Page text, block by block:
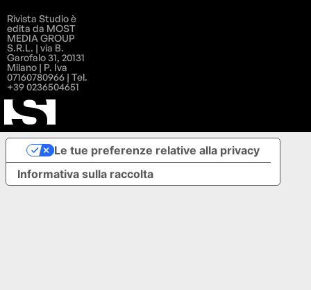
Rivista Studio è
edita da MOST
MEDIA GROUP
S.R.L. | via B.
Garofalo 31, 20131
Milano | P. Iva
07160780966 | Tel.
+39 0236504651
Informativa sulla raccolta
Le tue preferenze relative alla privacy